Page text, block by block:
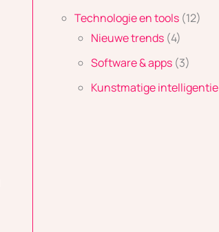
Technologie en tools (12)
Nieuwe trends (4)
Software & apps (3)
Kunstmatige intelligentie